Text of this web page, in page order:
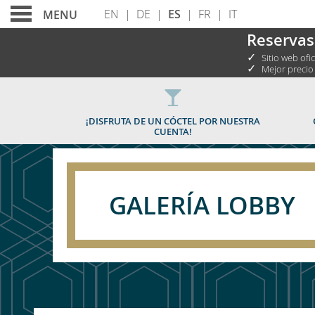
GALERÍA LOBBY
MENU EN | DE | ES | FR | IT
✓ Sitio web
✓ Mejor
¡DISFRUTA DE UN CÓCTEL POR NUESTRA
CUENTA!
GALERÍA LOBBY